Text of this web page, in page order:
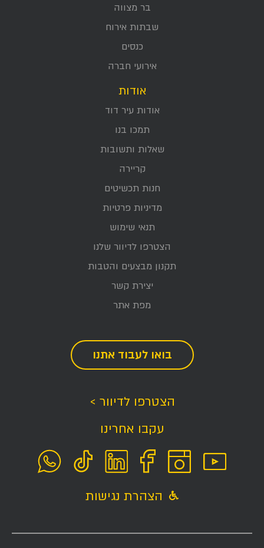
בר מצווה
שבתות אירוח
כנסים
אירועי חברה
אודות
אודות עיר דוד
תמכו בנו
שאלות ותשובות
קריירה
חנות תכשיטים
מדיניות פרטיות
תנאי שימוש
הצטרפו לדיוור שלנו
תקנון מבצעים והטבות
יצירת קשר
מפת אתר
בואו לעבוד אתנו
הצטרפו לדיוור >
עקבו אחרינו
הצהרת נגישות